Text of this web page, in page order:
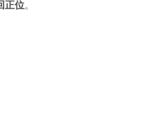
正位。